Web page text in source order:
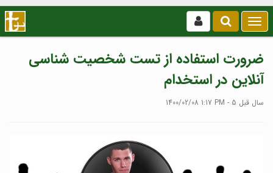
بازکردن
/
منو
ضرورت استفاده از تست شخصیت شناسی
آنلاین در استخدام
1400/02/08 1:17 PM - 5 سال قبل